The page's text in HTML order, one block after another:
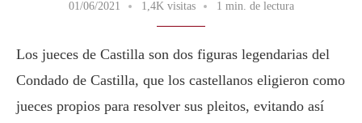
01/06/2021 1,4K visitas 1 min. de lectura
Los jueces de Castilla son dos figuras legendarias del
Condado de Castilla, que los castellanos eligieron como
jueces propios para resolver sus pleitos, evitando así